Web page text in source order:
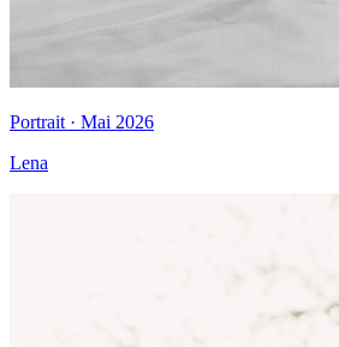
Portrait · Mai 2026
Lena